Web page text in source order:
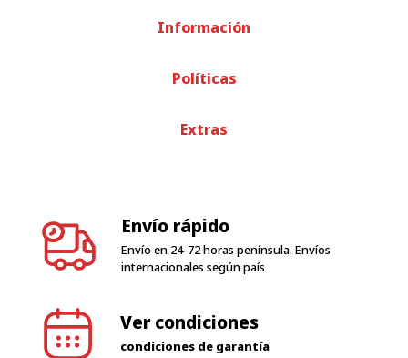
Información
Políticas
Extras
Envío rápido
Envío en 24-72 horas península. Envíos
internacionales según país
Ver condiciones
condiciones de garantía